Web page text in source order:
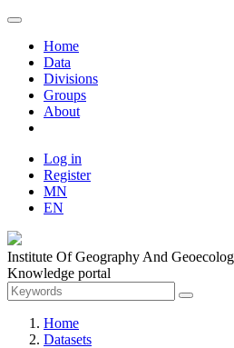
Home
Data
Divisions
Groups
About
Log in
Register
MN
EN
Institute Of Geography And
Knowledge portal
Home
Datasets